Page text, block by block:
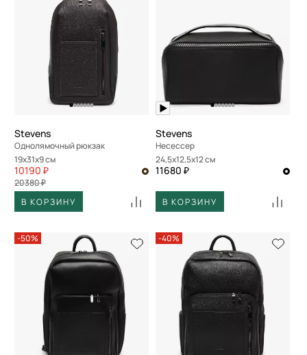
Stevens
Однолямочный рюкзак
19x31x9 см
10190 ₽
20380 ₽
В КОРЗИНУ
Stevens
Несессер
24,5x12,5x12 см
11680 ₽
В КОРЗИНУ
-50% -40%